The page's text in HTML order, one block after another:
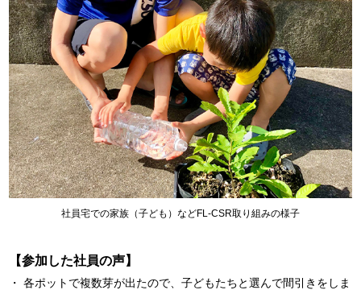
社員宅での家族（子ども）などFL-CSR取り組みの様子
【参加した社員の声】
各ポットで複数芽が出たので、子どもたちと選んで間引きをしま